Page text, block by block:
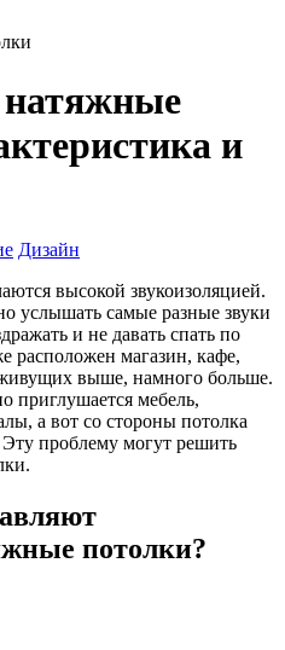
натяжные
и
Дизайн
высокой звукоизоляцией.
услышать самые разные звуки
и не давать спать по
расположен магазин, кафе,
выше, намного больше.
приглушается мебель,
а вот со стороны потолка
проблему могут решить
потолки?